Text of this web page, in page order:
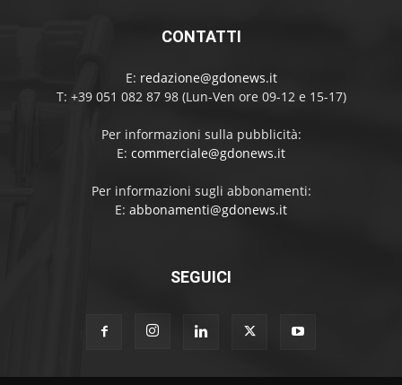
CONTATTI
E: redazione@gdonews.it
T: +39 051 082 87 98 (Lun-Ven ore 09-12 e 15-17)
Per informazioni sulla pubblicità:
E: commerciale@gdonews.it
Per informazioni sugli abbonamenti:
E: abbonamenti@gdonews.it
SEGUICI